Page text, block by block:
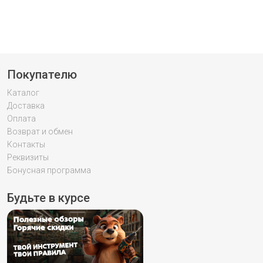
Покупателю
Каталог
Доставка
Оплата
Возврат и обмен
Контакты
Реквизиты
Бонусная программа
Будьте в курсе